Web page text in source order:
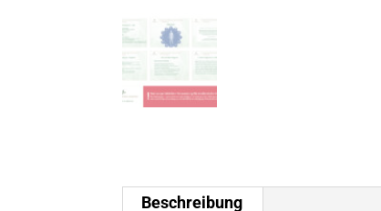
Beschreibung